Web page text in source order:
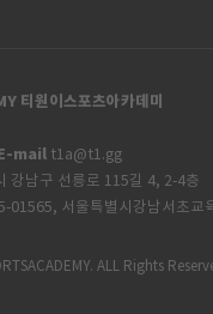
티원이스포츠아카데미
mail t1a@t1.gg
강남구 선릉로 115길 4, 2-4층
01565, 서울특별시강남서초교
ALL Rights